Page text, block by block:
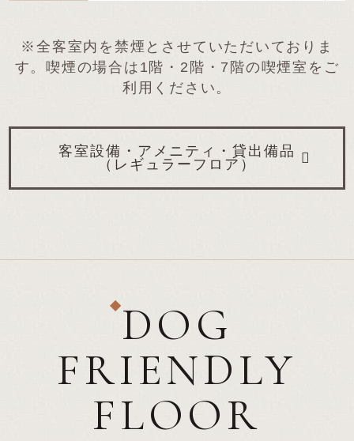
※全客室内を禁煙とさせていただいておりま
す。喫煙の場合は1階・2階・7階の喫煙室をご
利用ください。
客室設備・アメニティ・貸出備品
（レギュラーフロア）
DOG
FRIENDLY
FLOOR